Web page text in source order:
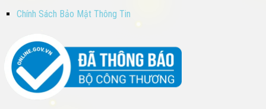
Chính Sách Bảo Mật Thông Tin